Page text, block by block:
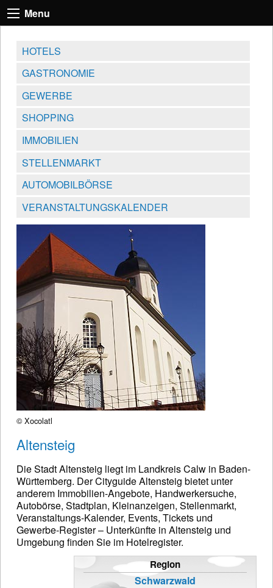
Menu
HOTELS
GASTRONOMIE
GEWERBE
SHOPPING
IMMOBILIEN
STELLENMARKT
AUTOMOBILBÖRSE
VERANSTALTUNGSKALENDER
© Xocolatl
Altensteig
Die Stadt Altensteig liegt im Landkreis Calw in Baden-
Württemberg. Der Cityguide Altensteig bietet unter
anderem Immobilien-Angebote, Handwerkersuche,
Autobörse, Stadtplan, Kleinanzeigen, Stellenmarkt,
Veranstaltungs-Kalender, Events, Tickets und
Gewerbe-Register – Unterkünfte in Altensteig und
Umgebung finden Sie im Hotelregister.
Region
Schwarzwald